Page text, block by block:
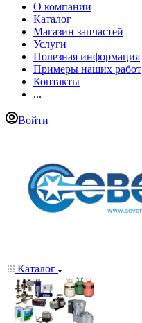
О компании
Каталог
Магазин запчастей
Услуги
Полезная информация
Примеры наших работ
Контакты
...
Войти
Каталог